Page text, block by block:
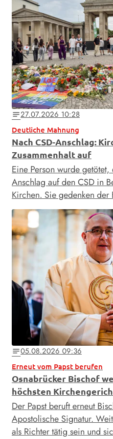
notes27.07.2026 10:28
Deutliche Mahnung
Nach CSD-Anschlag:
Zusammenhalt auf
Eine Person wurde
Anschlag auf den CSD in
Kirchen. Sie gedenken
notes05.08.2026 09:36
Erneut vom Papst berufen
Osnabrücker Bischof
höchsten
Der Papst beruft erneut
Apostolische Signatur.
als Richter tätig sein und